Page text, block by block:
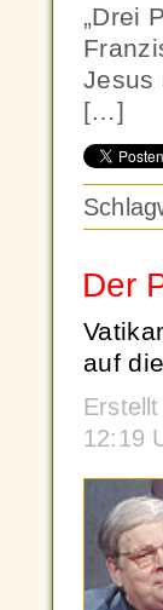
„Drei
Jesus
[…]
Der
auf
12:19